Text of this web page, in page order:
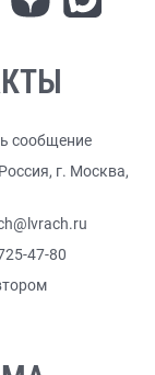
сообщение
г. Москва,
47-80